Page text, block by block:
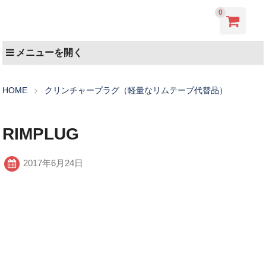
0
メニューを開く
HOME クリンチャープラグ（軽量なリムテープ代替品）
RIMPLUG
2017年6月24日